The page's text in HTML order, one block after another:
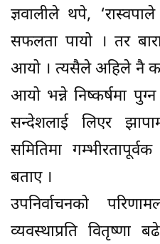
ज्ञवालीले थपे,
सफलता पायो । तर
आयो । त्यसैले अहिले नै
आयो भन्ने निष्कर्षमा
सन्देशलाई लिएर
समितिमा
बताए ।
उपनिर्वाचनको
व्यवस्थाप्रति वितृष्णा